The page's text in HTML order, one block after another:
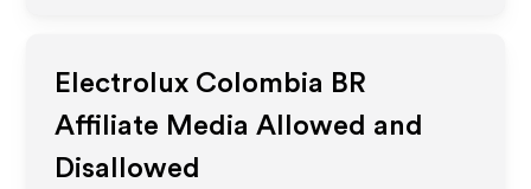
Electrolux Colombia BR
Affiliate Media Allowed and
Disallowed